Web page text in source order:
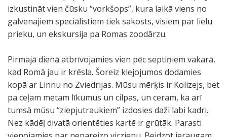
izkustināt vien čūsku “vorkšops”, kura laikā viens no
galvenajiem speciālistiem tiek sakosts, visiem par lielu
prieku, un ekskursija pa Romas zoodārzu.
Pirmajā dienā atbrīvojamies vien pēc septiņiem vakarā,
kad Romā jau ir krēsla. Šoreiz klejojumos dodamies
kopā ar Linnu no Zviedrijas. Mūsu mērķis ir Kolizejs, bet
pa ceļam metam līkumus un cilpas, un ceram, ka arī
tumsā mūsu “ziepjutraukiem” izdosies daži labi kadri.
Nez kādēļ divatā orientēties kartē ir grūtāk. Parasti